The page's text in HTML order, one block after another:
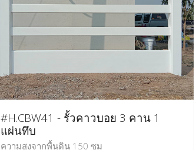
#H.CBW41 - รั้วคาวบอย 3 คาน 1
แผ่นทึบ
ความสูงจากพื้นดิน 150 ซม